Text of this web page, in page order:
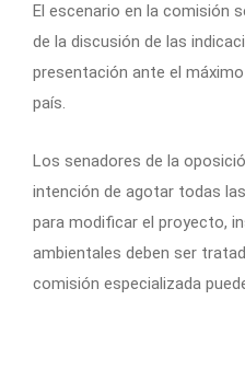
El escenario en la comisión
de la discusión de las
presentación ante el
país.
Los senadores de la
intención de agotar todas
para modificar el proyecto,
ambientales deben ser
comisión especializada